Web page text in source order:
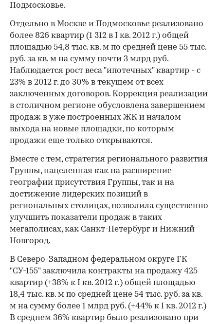
Подмосковье.
Отдельно в Москве и Подмосковье реализовано
более 826 квартир (1 312 в I кв. 2012 г.) общей
площадью 54,8 тыс. кв. м по средней цене 55 тыс.
руб. за кв. м на сумму почти 3 млрд руб.
Наблюдается рост веса "ипотечных" квартир - с
23% в 2012 г. до 30% в текущем от всех
заключенных договоров. Коррекция реализации
в столичном регионе обусловлена завершением
продаж в уже построенных ЖК и началом
выхода на новые площадки, по которым
продажи еще только открываются.
Вместе с тем, стратегия регионального развития
Группы, нацеленная как на расширение
географии присутствия Группы, так и на
достижение лидерских позиций в
региональных столицах, позволила существенно
улучшить показатели продаж в таких
мегаполисах, как Санкт-Петербург и Нижний
Новгород.
В Северо-Западном федеральном округе ГК
"СУ-155" заключила контракты на продажу 425
квартир (+38% к I кв. 2012 г.) общей площадью
18,4 тыс. кв. м по средней цене 54 тыс. руб. за кв.
м на сумму более 1 млрд руб. (+44% к I кв. 2012 г.)
В среднем 36% квартир было реализовано при